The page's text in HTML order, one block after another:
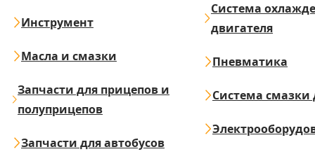
Инструмент
Масла и смазки
Запчасти для прицепов и
полуприцепов
Запчасти для автобусов
Система
двигателя
Пневматика
Система смазки